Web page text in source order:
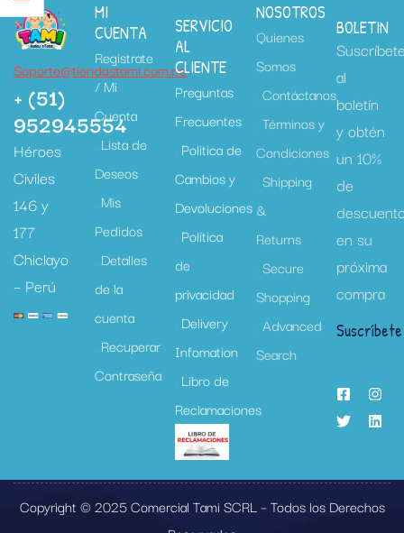
Soporte@tiendastami.com.pe
+ (51)
952945554
Héroes
Civiles
146 y
177
Chiclayo
– Perú
MI
CUENTA
Registrate
/ Mi
Cuenta
Lista de
Deseos
Mis
Pedidos
Detalles
de la
cuenta
Recuperar
Contraseña
SERVICIO
AL
CLIENTE
Preguntas
Frecuentes
Politica de
Cambios y
Devoluciones
Política
de
privacidad
Delivery
Infomation
Libro de
Reclamaciones
NOSOTROS
Quienes
Somos
Contáctanos
Términos y
Condiciones
Shipping
&
Returns
Secure
Shopping
Advanced
Search
BOLETIN
al
boletín
y obtén
un 10%
de
en su
próxima
compra
Suscríbete
Copyright © 2025 Comercial Tami SCRL – Todos los Derechos